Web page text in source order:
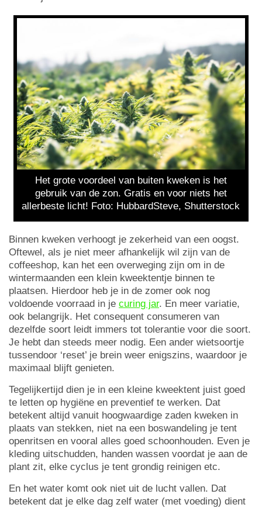
Het grote voordeel van buiten kweken is het
gebruik van de zon. Gratis en voor niets het
allerbeste licht! Foto: HubbardSteve, Shutterstock
Binnen kweken verhoogt je zekerheid van een oogst.
Oftewel, als je niet meer afhankelijk wil zijn van de
coffeeshop, kan het een overweging zijn om in de
wintermaanden een klein kweektentje binnen te
plaatsen. Hierdoor heb je in de zomer ook nog
voldoende voorraad in je curing jar. En meer variatie,
ook belangrijk. Het consequent consumeren van
dezelfde soort leidt immers tot tolerantie voor die soort.
Je hebt dan steeds meer nodig. Een ander wietsoortje
tussendoor ‘reset’ je brein weer enigszins, waardoor je
maximaal blijft genieten.
Tegelijkertijd dien je in een kleine kweektent juist goed
te letten op hygiëne en preventief te werken. Dat
betekent altijd vanuit hoogwaardige zaden kweken in
plaats van stekken, niet na een boswandeling je tent
openritsen en vooral alles goed schoonhouden. Even je
kleding uitschudden, handen wassen voordat je aan de
plant zit, elke cyclus je tent grondig reinigen etc.
En het water komt ook niet uit de lucht vallen. Dat
betekent dat je elke dag zelf water (met voeding) dient